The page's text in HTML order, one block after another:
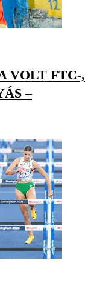
VOLT FTC-,
–